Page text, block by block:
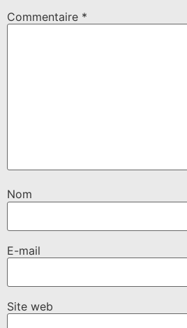
Commentaire *
Nom
E-mail
Site web